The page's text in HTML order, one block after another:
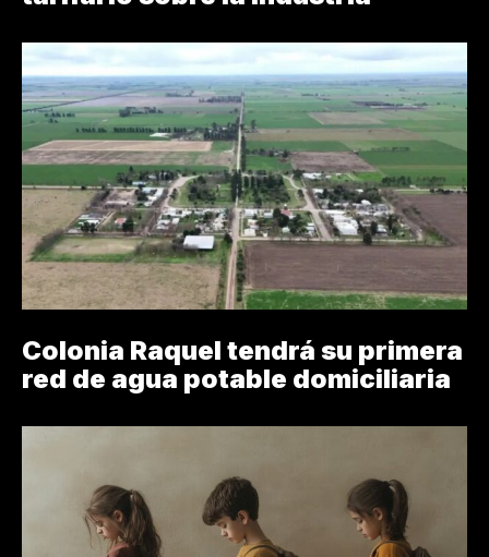
Colonia Raquel tendrá su primera
red de agua potable domiciliaria